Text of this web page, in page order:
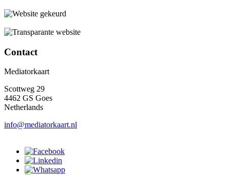
Contact
Mediatorkaart
Scottweg 29
4462 GS Goes
Netherlands
info@mediatorkaart.nl